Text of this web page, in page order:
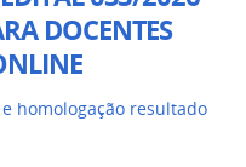
DOCENTES
homologação resultado